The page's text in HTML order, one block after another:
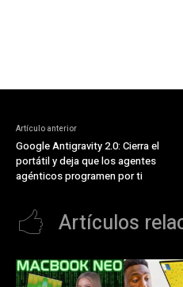
Artículo anterior
Google Antigravity 2.0: Cierra el
portátil y deja que los agentes
agénticos programen por ti
Artículos